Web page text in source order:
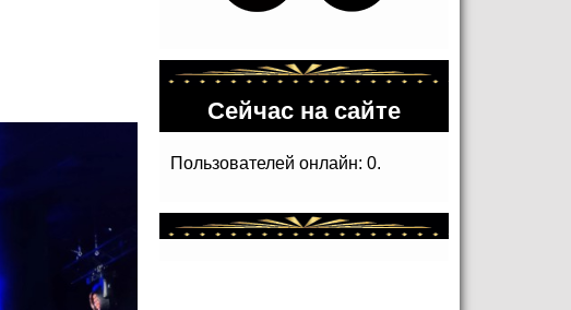
Сейчас на сайте
Пользователей онлайн: 0.